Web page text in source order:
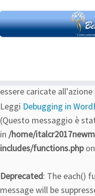
Notice: La funzione
stata richiamatain
presto. Di solito è un
essere caricate all'azione
Leggi Debugging in
(Questo messaggio è
in /home/
includes/functions.php
Deprecated: The each()
message will be